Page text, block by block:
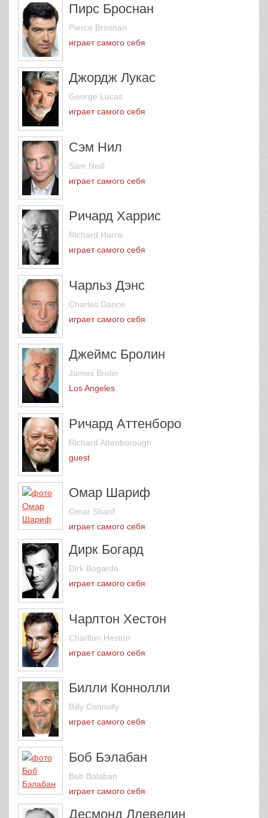
Пирс Броснан
Pierce Brosnan
играет самого себя
Джордж Лукас
George Lucas
играет самого себя
Сэм Нил
Sam Neill
играет самого себя
Ричард Харрис
Richard Harris
играет самого себя
Чарльз Дэнс
Charles Dance
играет самого себя
Джеймс Бролин
James Brolin
Los Angeles
Ричард Аттенборо
Richard Attenborough
guest
Омар Шариф
Omar Sharif
играет самого себя
Дирк Богард
Dirk Bogarde
играет самого себя
Чарлтон Хестон
Charlton Heston
играет самого себя
Билли Коннолли
Billy Connolly
играет самого себя
Боб Бэлабан
Bob Balaban
играет самого себя
Десмонд Ллевелин